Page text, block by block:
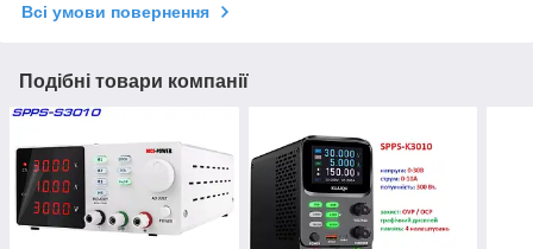
Всі умови повернення
Подібні товари компанії